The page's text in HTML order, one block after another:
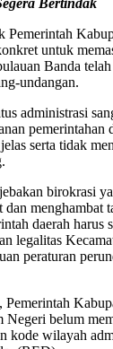
Pemerintah
untuk
Banda
undangan.
administrasi
pemerintahan
serta tidak
birokrasi
menghambat
daerah harus
legalitas
peraturan
belum
kode wilayah